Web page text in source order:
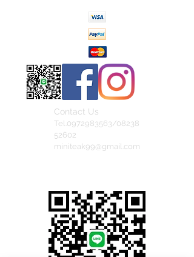
Contact Us
Tel.0972983563/08238
52602
miniteak99@gmail.com